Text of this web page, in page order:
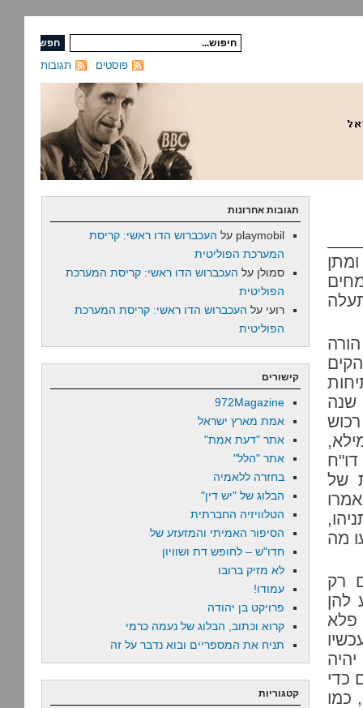
תגובות פוסטים
שלה; עכשיו הדו"ח שלה נעול למשך 15 שנה
של
מה
רק
להן
פלא
כדי
כמו
תגובות אחרונות
playmobil על העכברוש הדו ראשי: קריסת
המערכת הפוליטית
סמולן על העכברוש הדו ראשי: קריסת המערכת
הפוליטית
רועי על העכברוש הדו ראשי: קריסת המערכת
הפוליטית
קישורים
972Magazine
אמת מארץ ישראל
אתר "דעת אמת"
אתר "הלל"
בחזרה ללאמיה
הבלוג של "יש דין"
הטלוויזיה החברתית
הסיפור האמיתי והמזעזע של
חדו"ש – לחופש דת ושוויון
לא מזיק ברובו
עמודו!
פרויקט בן יהודה
קרוא וכתוב, הבלוג של נעמה כרמי
תניח את המספריים ובוא נדבר על זה
קטגוריות